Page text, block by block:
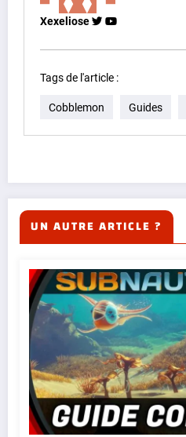
Xexeliose
Tags de l'article :
Cobblemon Guides
UN AUTRE ARTICLE ?